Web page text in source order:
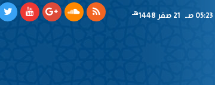
05:23 صـ هـ